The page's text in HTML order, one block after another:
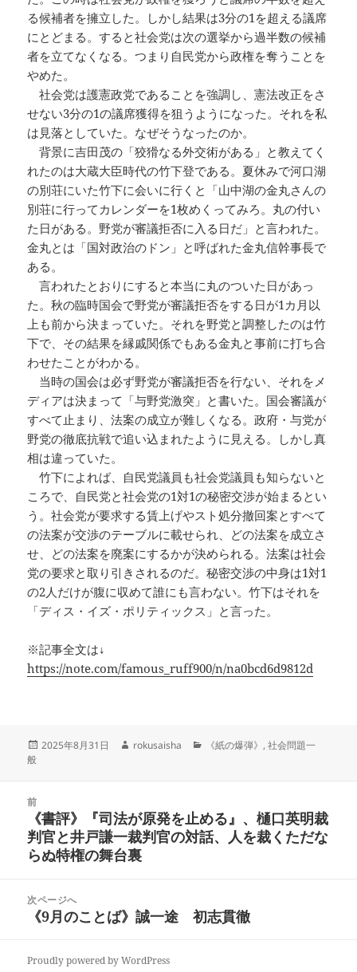
る候補者を擁立した。しかし結果は3分の1を超える議席
にとどまる。すると社会党は次の選挙から過半数の候補
者を立てなくなる。つまり自民党から政権を奪うことを
やめた。
社会党は護憲政党であることを強調し、憲法改正をさ
せない3分の1の議席獲得を狙うようになった。それを私
は見落としていた。なぜそうなったのか。
背景に吉田茂の「狡猾なる外交術がある」と教えてく
れたのは大蔵大臣時代の竹下登である。夏休みで河口湖
の別荘にいた竹下に会いに行くと「山中湖の金丸さんの
別荘に行ってカレンダーを1枚めくってみろ。丸の付い
た日がある。野党が審議拒否に入る日だ」と言われた。
金丸とは「国対政治のドン」と呼ばれた金丸信幹事長で
ある。
言われたとおりにすると本当に丸のついた日があっ
た。秋の臨時国会で野党が審議拒否をする日が1カ月以
上も前から決まっていた。それを野党と調整したのは竹
下で、その結果を縁戚関係でもある金丸と事前に打ち合
わせたことがわかる。
当時の国会は必ず野党が審議拒否を行ない、それをメ
ディアは決まって「与野党激突」と書いた。国会審議が
すべて止まり、法案の成立が難しくなる。政府・与党が
野党の徹底抗戦で追い込まれたように見える。しかし真
相は違っていた。
竹下によれば、自民党議員も社会党議員も知らないと
ころで、自民党と社会党の1対1の秘密交渉が始まるとい
う。社会党が要求する賃上げやスト処分撤回案とすべて
の法案が交渉のテーブルに載せられ、どの法案を成立さ
せ、どの法案を廃案にするかが決められる。法案は社会
党の要求と取り引きされるのだ。秘密交渉の中身は1対1
の2人だけが腹に収めて誰にも言わない。竹下はそれを
「ディス・イズ・ポリティックス」と言った。
※記事全文は↓
https://note.com/famous_ruff900/n/na0bcd6d9812d
投
2025年8月31日
作
rokusaisha
カ《紙の爆弾》 ,社会問題一
般
前
前
の
投
《書評》『司法が原発を止める』、樋口英明裁
判官と井戸謙一裁判官の対話、人を裁くただな
らぬ特権の舞台裏
次ページへ
次
投
《9月のことば》誠一途 初志貫徹
Proudly powered by WordPress